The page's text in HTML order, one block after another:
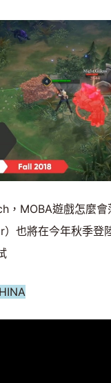
，MOBA遊戲怎麼
）也將在今年秋季登